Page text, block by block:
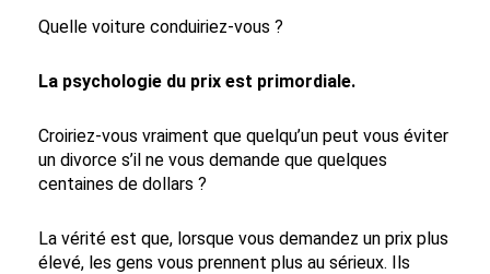
Quelle voiture conduiriez-vous ?
La psychologie du prix est primordiale.
Croiriez-vous vraiment que quelqu’un peut vous éviter
un divorce s’il ne vous demande que quelques
centaines de dollars ?
La vérité est que, lorsque vous demandez un prix plus
élevé, les gens vous prennent plus au sérieux. Ils